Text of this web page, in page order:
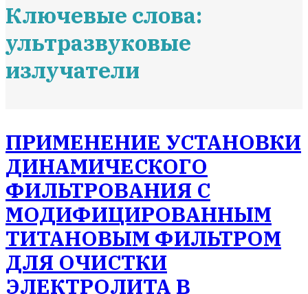
Ключевые слова:
ультразвуковые
излучатели
ПРИМЕНЕНИЕ УСТАНОВКИ
ДИНАМИЧЕСКОГО
ФИЛЬТРОВАНИЯ С
МОДИФИЦИРОВАННЫМ
ТИТАНОВЫМ ФИЛЬТРОМ
ДЛЯ ОЧИСТКИ
ЭЛЕКТРОЛИТА В